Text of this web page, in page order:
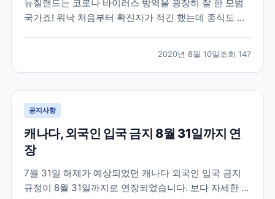
뉴질랜드는 코로나 바이러스 방역을 굉장히 잘 한 모범
국가죠! 워낙 처음부터 확진자가 적긴 했는데 종식도 선
네요 실제 뉴질랜드에 있는 학원들은 현지에 체류중인
학생들을 대상으로 수업을 진행하고 있습니다. 뉴스 링
크 걸...
2020년 8월 10일조회 147
공지사항
캐나다, 외국인 입국 금지 8월 31일까지 연
장
7월 31일 해제가 예상되었던 캐나다 외국인 입국 금지
규정이 8월 31일까지로 연장되었습니다. 보다 자세한 소